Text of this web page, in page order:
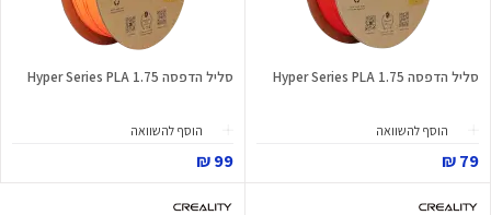
סליל הדפסה Hyper Series PLA 1.75
הוסף להשוואה
79 ₪
סליל הדפסה Hyper Series PLA 1.75
הוסף להשוואה
99 ₪